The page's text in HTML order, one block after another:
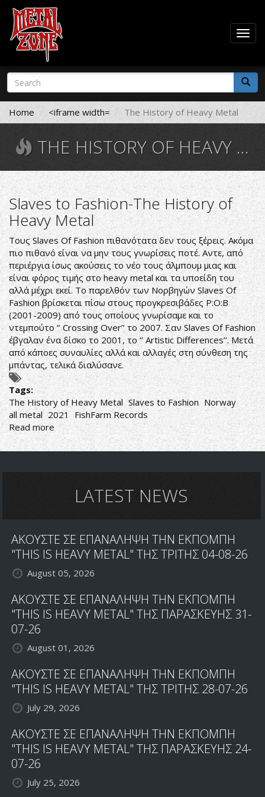
Skip
main
content
Search
form
Search
Home <iframe width= The History of Heavy Metal
THE HISTORY OF HEAVY METAL
Slaves to Fashion-The History of
Heavy Metal
Τους Slaves Of Fashion πιθανότατα δεν τους ξέρεις. Ακόμα
πιο πιθανό είναι να μην τους γνωρίσεις ποτέ. Αντε, από
περιέργια ίσως ακούσεις το νέο τους άλμπουμ μιας και
είναι φόρος τιμής στο heavy metal και τα υποείδη του
αλλά μέχρι εκεί. Το παρελθόν των Νορβηγών Slaves Of
Fashion βρίσκεται πίσω στους προγκρεσιβάδες P:O:B
(2001-2009) από τους οποίους γνωρίσαμε και το
ντεμπούτο ‘’ Crossing Over’’ το 2007. Σαν Slaves Of Fashion
έβγαλαν ένα δίσκο το 2001, το ‘’ Artistic Differences’’. Μετά
από κάποες συναυλίες αλλά και αλλαγές στη σύνθεση της
μπάντας, τελικά διαλύσανε.
Tags:
The History of Heavy Metal Slaves to Fashion Norway
all metal 2021 FishFarm Records
Read more about
Slaves
to
HistoryLATEST NEWS
ΑΚΟΥΣΤΕ ΣΕ ΕΠΑΝΑΛΗΨΗ ΤΗΝ ΕΚΠΟΜΠΗ
"THIS IS HEAVY METAL" ΤΗΣ ΤΡΙΤΗΣ 04-08-26
August 05, 2026
ΑΚΟΥΣΤΕ ΣΕ ΕΠΑΝΑΛΗΨΗ ΤΗΝ ΕΚΠΟΜΠΗ
"THIS IS HEAVY METAL" ΤΗΣ ΠΑΡΑΣΚΕΥΗΣ 31-
07-26
August 01, 2026
ΑΚΟΥΣΤΕ ΣΕ ΕΠΑΝΑΛΗΨΗ ΤΗΝ ΕΚΠΟΜΠΗ
"THIS IS HEAVY METAL" ΤΗΣ ΤΡΙΤΗΣ 28-07-26
July 29, 2026
ΑΚΟΥΣΤΕ ΣΕ ΕΠΑΝΑΛΗΨΗ ΤΗΝ ΕΚΠΟΜΠΗ
"THIS IS HEAVY METAL" ΤΗΣ ΠΑΡΑΣΚΕΥΗΣ 24-
07-26
July 25, 2026